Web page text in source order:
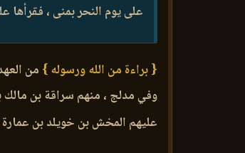
على يوم النحر بمنى ، فقرأها
{ براءة من الله ورسوله }من
وفي مدلج ، منهم سراقة بن مالك
عليهم المخش بن خويلد بن